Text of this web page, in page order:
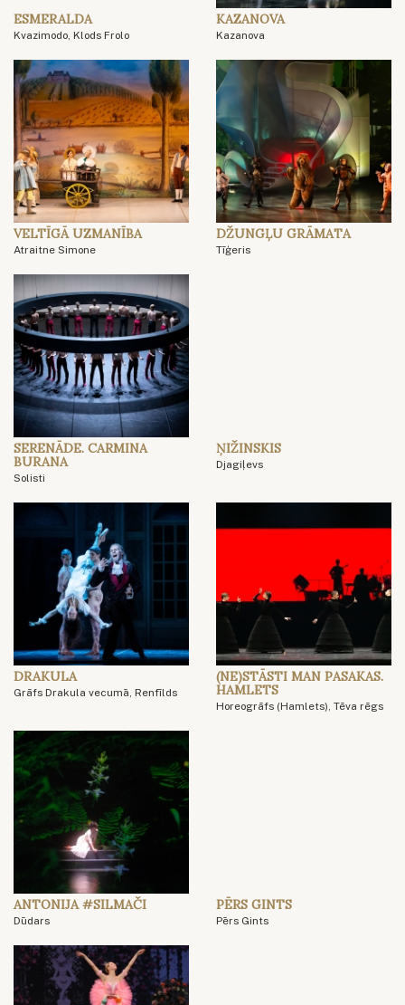
ESMERALDA
Kvazimodo, Klods Frolo
KAZANOVA
Kazanova
VELTĪGĀ UZMANĪBA
Atraitne Simone
DŽUNGĻU GRĀMATA
Tīģeris
SERENĀDE. CARMINA
BURANA
Solisti
ŅIŽINSKIS
Djagiļevs
DRAKULA
Grāfs Drakula vecumā, Renfīlds
(NE)STĀSTI MAN PASAKAS.
HAMLETS
Horeogrāfs (Hamlets), Tēva rēgs
ANTONIJA #SILMAČI
Dūdars
PĒRS GINTS
Pērs Gints